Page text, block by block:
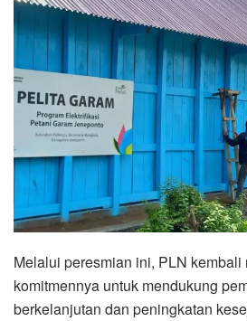
Melalui peresmian ini, PLN kembali
komitmennya untuk mendukung
berkelanjutan dan peningkatan